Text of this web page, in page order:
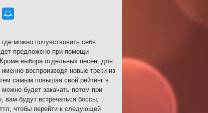
можно почувствовать себя
предложено при помощи
выбора отдельных песен, для
воспроизводя новые треки из
самым повышая свой рейтинг в
будет закачать потом при
будут встречаться боссы,
чтобы перейти к следующей